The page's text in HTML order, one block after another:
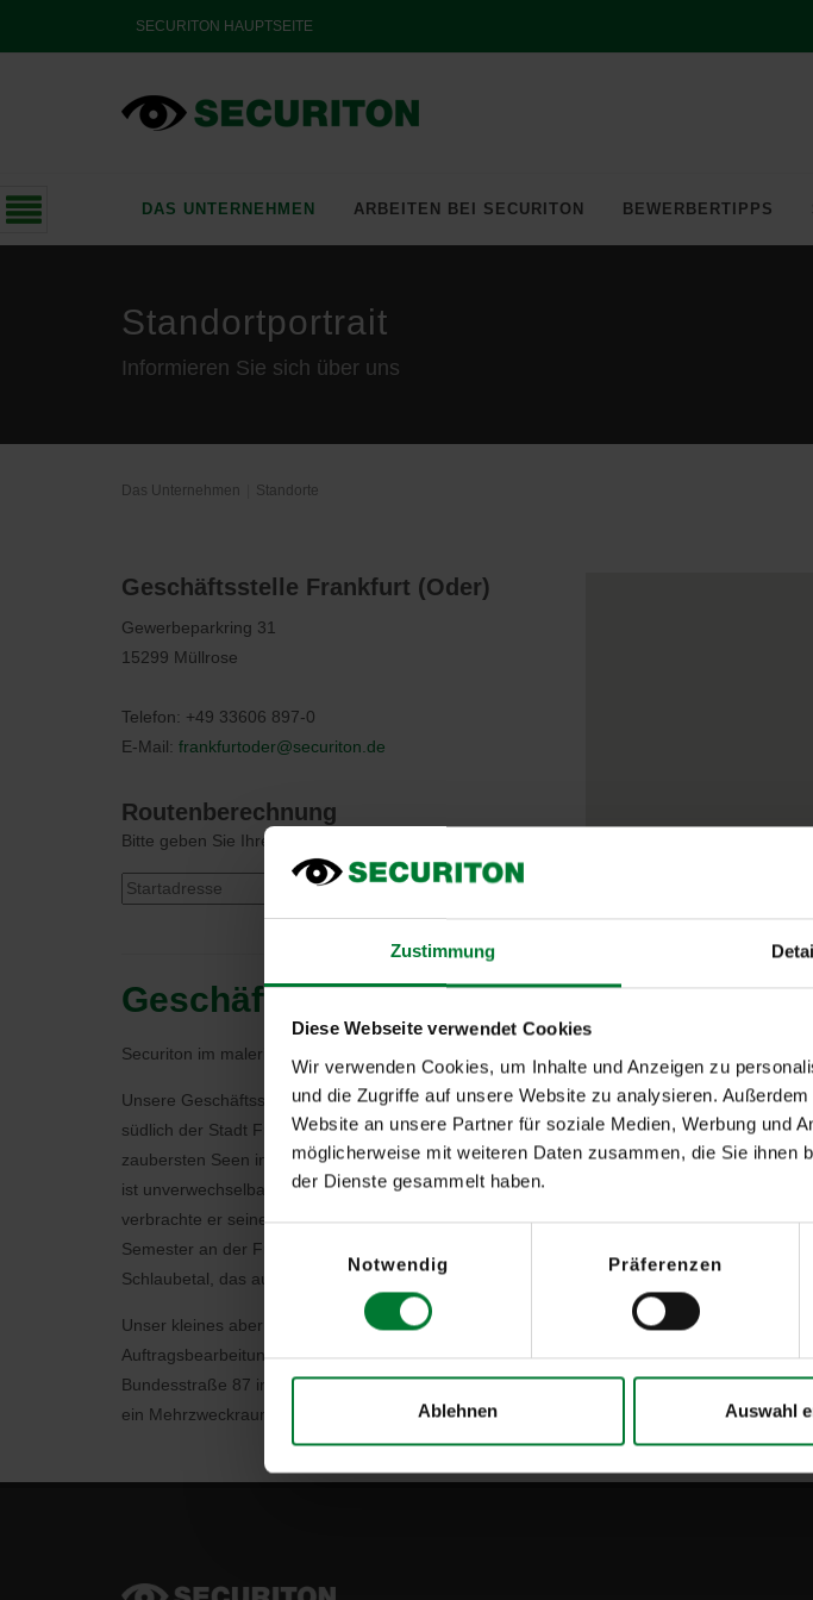
Zustimmung
Diese Webseite verwendet Cookies
Wir verwenden Cookies, um Inhalte und Anzeigen zu
und die Zugriffe auf unsere Website zu analysieren.
Website an unsere Partner für soziale Medien, Werbung und
möglicherweise mit weiteren Daten zusammen, die Sie ihnen
der Dienste gesammelt haben.
Notwendig
Präferenzen
Ablehnen Auswahl
SECURITON HAUPTSEITE
DAS UNTERNEHMEN ARBEITEN BEI SECURITON BEWERBERTIPPS
Standortportrait
Informieren Sie sich über uns
Das Unternehmen Standorte
Geschäftsstelle Frankfurt (Oder)
Gewerbeparkring 31
15299 Müllrose
Telefon: +49 33606 897-0
E-Mail: frankfurtoder@securiton.de
Routenberechnung
Bitte geben Sie Ihren Startpunkt ein:
Berechnen
Geschäftsstelle Frankfurt (Oder)
Securiton im malerischen Müllrose
Unsere Geschäftsstelle befindet sich in Müllrose, einem kleinen Städtchen 12 Kilometer
südlich der Stadt Frankfurt (Oder). Ganz in der Nähe liegt der Helenesee, einer der
zaubersten Seen in Deutschland. Die Universitäts- und Hansestadt Frankfurt (Oder)
ist unverwechselbar mit dem Namen und Schaffen Heinrich von Kleists verbunden. Hier
verbrachte er seine Kindheit und einen Teil seiner Jugendzeit, hier studierte er einige
Semester an der Frankfurter Alma Mater Viadrina. Müllrose ist das Tor zum Naturpark
Schlaubetal, das auch gern als das „Schönste Bachtal“ Brandenburgs bezeichnet wird.
Unser kleines aber feines Team, bestehend aus drei Technikern, einer
Auftragsbearbeitungsassistenz sowie einem Vertriebsmitarbeiter, arbeitet direkt an der
Bundesstraße 87 in knapp 100 m²-Büroräumen. Neben den zwei Büroräumen stehen
ein Mehrzweckraum, ein Lagerraum sowie ein Reparatur- und Meßplatz zur Verfügung.